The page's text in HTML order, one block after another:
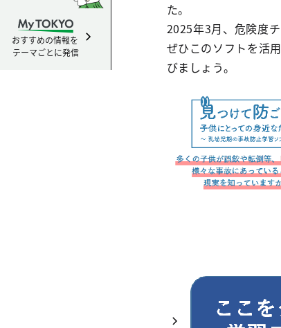
おすすめの情報を
テーマごとに発信
2025年3月、危険度
ぜひこのソフトを活
びましょう。